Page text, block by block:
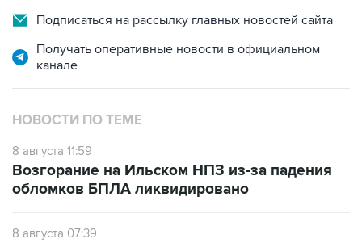
Подписаться на рассылку главных новостей сайта
Получать оперативные новости в официальном
канале
НОВОСТИ ПО ТЕМЕ
8 августа 11:59
Возгорание на Ильском НПЗ из-за падения
обломков БПЛА ликвидировано
8 августа 07:39